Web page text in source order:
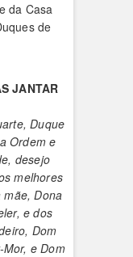
da Casa
de
JANTAR
Duque
Ordem e
desejo
melhores
mãe, Dona
e dos
Dom
e Dom